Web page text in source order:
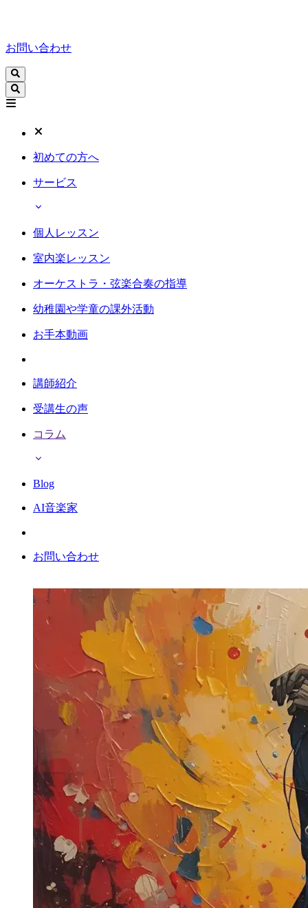
お問い合わせ
初めての方へ
サービス
個人レッスン
室内楽レッスン
オーケストラ・弦楽合奏の指導
幼稚園や学童の課外活動
お手本動画
講師紹介
受講生の声
コラム
Blog
AI音楽家
お問い合わせ